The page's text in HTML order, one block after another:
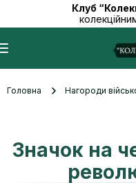
Клуб
Головна Нагороди
Значок на